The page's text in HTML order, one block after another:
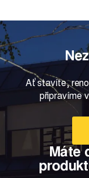
Ať stavíte,
připravíme
Máte